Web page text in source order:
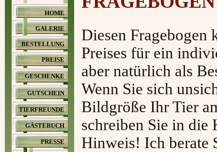
HOME
GALERIE
BESTELLUNG
PREISE
GESCHENKE
GUTSCHEIN
TIERFREUNDE
GÄSTEBUCH
PRESSE
Diesen Fragebogen
Preises für ein
aber natürlich als
Wenn Sie sich
Bildgröße Ihr Tier
schreiben Sie in die
Hinweis! Ich berate